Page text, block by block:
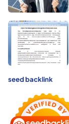
seed backlink